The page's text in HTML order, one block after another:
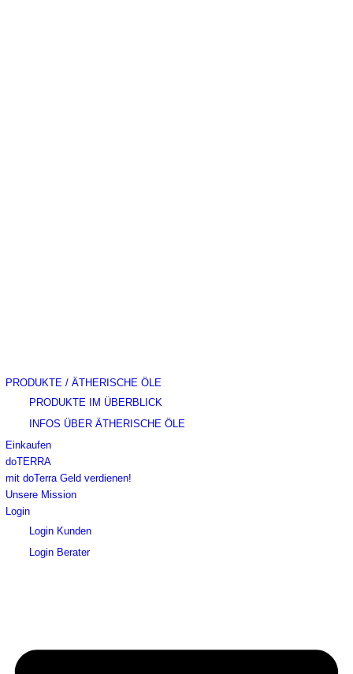
PRODUKTE / ÄTHERISCHE ÖLE
PRODUKTE IM ÜBERBLICK
INFOS ÜBER ÄTHERISCHE ÖLE
Einkaufen
doTERRA
mit doTerra Geld verdienen!
Unsere Mission
Login
Login Kunden
Login Berater